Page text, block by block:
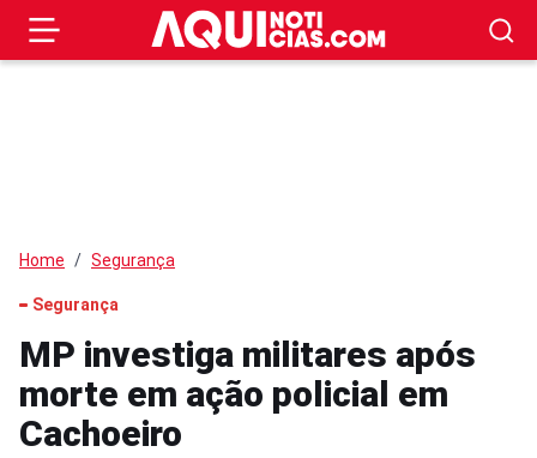
Home Segurança
Segurança
MP investiga militares após
morte em ação policial em
Cachoeiro